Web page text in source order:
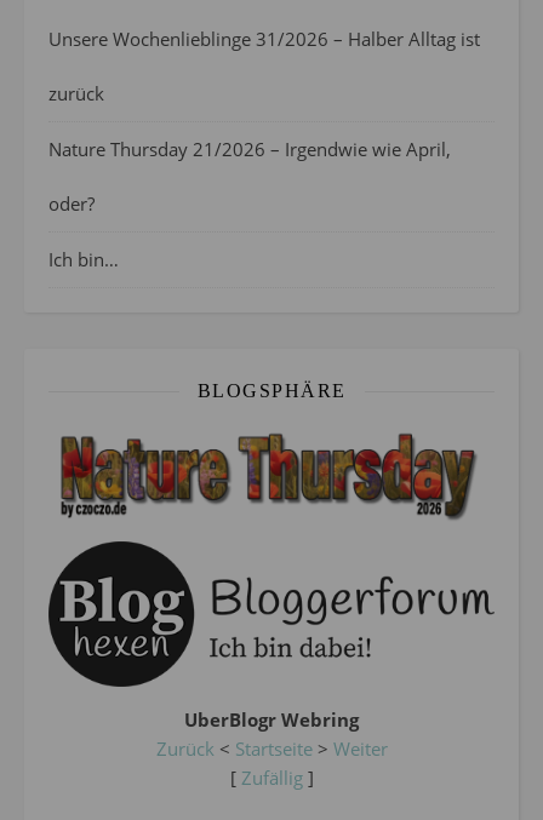
Unsere Wochenlieblinge 31/2026 – Halber Alltag ist
zurück
Nature Thursday 21/2026 – Irgendwie wie April,
oder?
Ich bin…
BLOGSPHÄRE
UberBlogr Webring
Zurück < Startseite> Weiter
[ Zufällig]